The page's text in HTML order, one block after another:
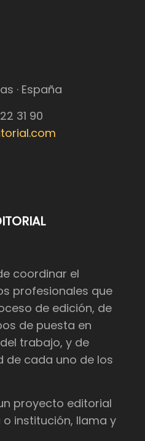
· España
31 90
coordinar el
profesionales que
de edición, de
de puesta en
trabajo, y de
de cada uno de los
proyecto editorial
institución, llama y